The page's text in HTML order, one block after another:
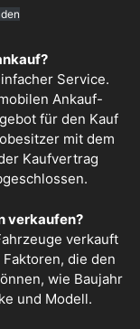
Service.
Ankauf-
für den Kauf
mit dem
Kaufvertrag
verkaufen?
verkauft
die den
wie Baujahr
und Modell.